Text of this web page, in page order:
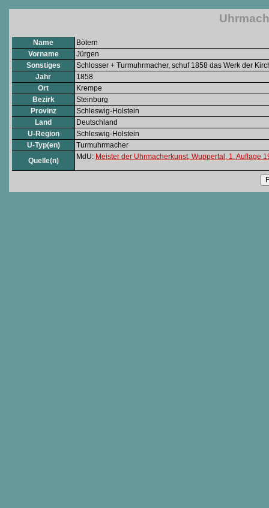
Name
Bötern
Vorname
Jürgen
Sonstiges
Schlosser + Turmuhrmacher, schuf 1858 das Werk der
Jahr
1858
Ort
Krempe
Bezirk
Steinburg
Provinz
Schleswig-Holstein
Land
Deutschland
U-Region
Schleswig-Holstein
U-Typ(en)
Turmuhrmacher
Quelle(n)
MdU: Meister der Uhrmacherkunst, Wuppertal, 1. Auflage